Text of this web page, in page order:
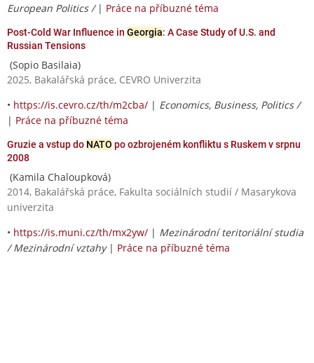
European Politics / | Práce na příbuzné téma
Post-Cold War Influence in Georgia: A Case Study of U.S. and
Russian Tensions
(Sopio Basilaia)
2025, Bakalářská práce, CEVRO Univerzita
• https://is.cevro.cz/th/m2cba/ | Economics, Business, Politics /
| Práce na příbuzné téma
Gruzie a vstup do NATO po ozbrojeném konfliktu s Ruskem v srpnu
2008
(Kamila Chaloupková)
2014, Bakalářská práce, Fakulta sociálních studií / Masarykova
univerzita
• https://is.muni.cz/th/mx2yw/ | Mezinárodní teritoriální studia
/ Mezinárodní vztahy| Práce na příbuzné téma